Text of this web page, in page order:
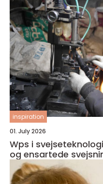
inspiration
01. July 2026
Wps i
og ensartede